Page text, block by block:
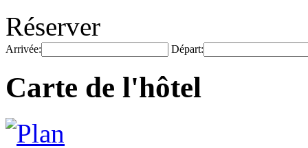
Réserver
Arrivée: Départ:
Carte de l'hôtel